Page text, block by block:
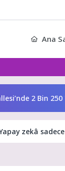
Ana
2 Bin 250 Ton
zekâ